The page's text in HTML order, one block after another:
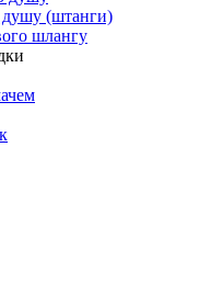
душу (штанги)
шлангу